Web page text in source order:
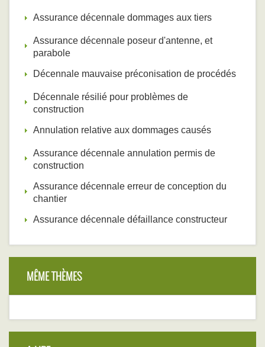
Assurance décennale dommages aux tiers
Assurance décennale poseur d'antenne, et
parabole
Décennale mauvaise préconisation de procédés
Décennale résilié pour problèmes de
construction
Annulation relative aux dommages causés
Assurance décennale annulation permis de
construction
Assurance décennale erreur de conception du
chantier
Assurance décennale défaillance constructeur
MÊME THÈMES